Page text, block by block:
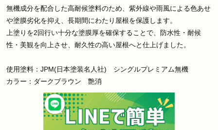
無機成分を配合した高耐候塗料のため、紫外線や雨風による色あせ
や塗膜劣化を抑え、長期間にわたり屋根を保護します。
上塗りを2回行い十分な塗膜厚を確保することで、防水性・耐候
性・美観を向上させ、耐久性の高い屋根へと仕上げました。
使用塗料：JPM(日本塗装名人社) シングルプレミアム無機
カラー：ダークブラウン 艶消